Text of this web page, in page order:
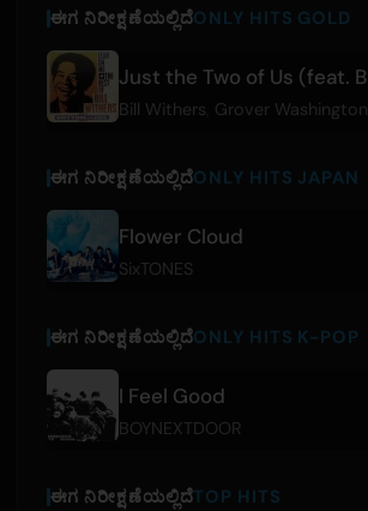
ಈಗ ನಿರೀಕ್ಷಣೆಯಲ್ಲಿದೆONLY HITS GOLD
Bill Withers Grover Washington
ಈಗ ನಿರೀಕ್ಷಣೆಯಲ್ಲಿದೆONLY HITS JAPAN
Flower Cloud
SixTONES
ಈಗ ನಿರೀಕ್ಷಣೆಯಲ್ಲಿದೆONLY HITS K-POP
I Feel Good
BOYNEXTDOOR
ಈಗ ನಿರೀಕ್ಷಣೆಯಲ್ಲಿದೆTOP HITS